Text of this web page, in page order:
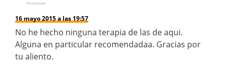
Participante
16 mayo 2015 a las 19:57
No he hecho ninguna terapia de las de aqui.
Alguna en particular recomendadaa. Gracias por
tu aliento.